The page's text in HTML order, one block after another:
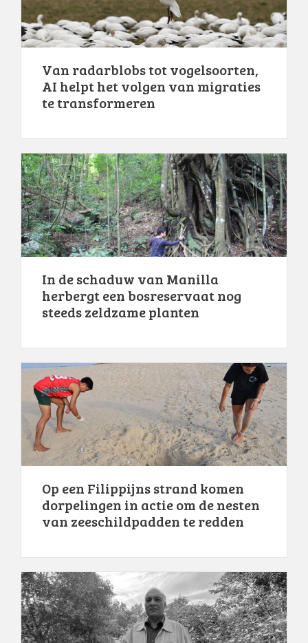
Van radarblobs tot vogelsoorten,
AI helpt het volgen van migraties
te transformeren
In de schaduw van Manilla
herbergt een bosreservaat nog
steeds zeldzame planten
Op een Filippijns strand komen
dorpelingen in actie om de nesten
van zeeschildpadden te redden